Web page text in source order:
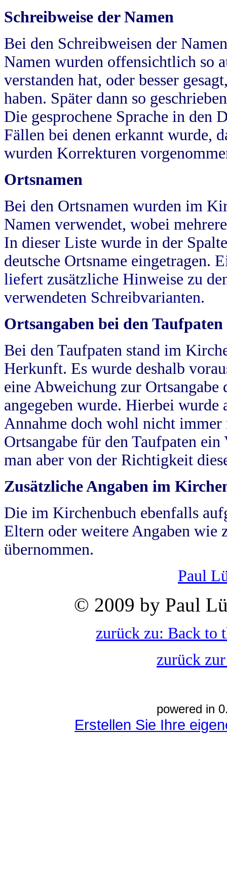
Schreibweise der Namen
Bei den Schreibweisen der
Namen wurden offensichtlich so
verstanden hat, oder besser
haben. Später dann so
Die gesprochene Sprache in
Fällen bei denen erkannt wurde,
wurden Korrekturen
Ortsnamen
Bei den Ortsnamen wurden im
Namen verwendet, wobei
In dieser Liste wurde in der
deutsche Ortsname eingetragen.
liefert zusätzliche Hinweise zu
verwendeten Schreibvarianten.
Ortsangaben bei den Taufpaten
Bei den Taufpaten stand im
Herkunft. Es wurde deshalb
eine Abweichung zur
angegeben wurde. Hierbei wurde
Annahme doch wohl nicht
Ortsangabe für den Taufpaten
man aber von der Richtigkeit
Zusätzliche Angaben im
Die im Kirchenbuch ebenfalls
Eltern oder weitere Angaben wie
übernommen.
Paul
© 2009 by Paul
zurück zu: Back to
zurück
powered in
Erstellen Sie Ihre